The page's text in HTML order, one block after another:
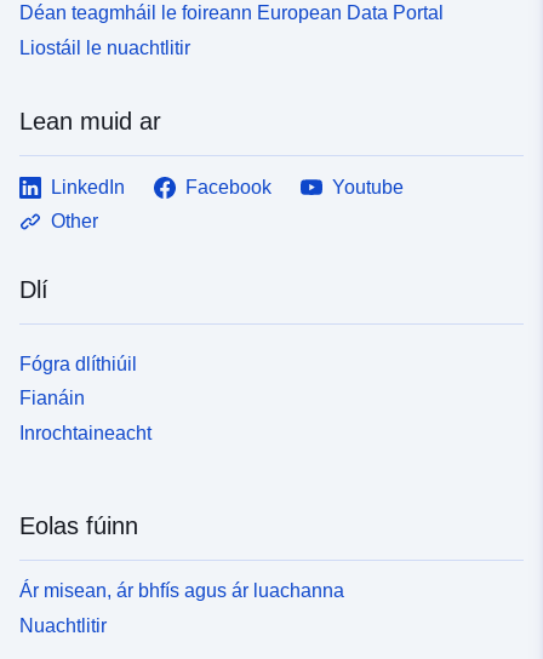
Déan teagmháil le foireann European Data Portal
Liostáil le nuachtlitir
Lean muid ar
LinkedIn Facebook
Youtube
Other
Dlí
Fógra dlíthiúil
Fianáin
Inrochtaineacht
Eolas fúinn
Ár misean, ár bhfís agus ár luachanna
Nuachtlitir